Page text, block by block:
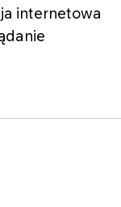
internetowa